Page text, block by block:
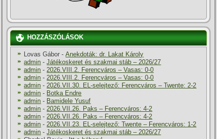
HOZZÁSZÓLÁSOK
Lovas Gábor -Anekdoták: dr. Lakat Károly
admin -Játékoskeret és szakmai stáb – 2026/27
admin - 2026.VIII.2. Ferencváros – Vasas: 0-0
admin - 2026.VIII.2. Ferencváros – Vasas: 0-0
admin - 2026.VII.30. EL-selejtező: Ferencváros – Twente: 2-2
admin - Botka Endre
admin - Bamidele Yusuf
admin - 2026.VII.26. Paks – Ferencváros: 4-2
admin - 2026.VII.26. Paks – Ferencváros: 4-2
admin - 2026.VII.23. EL-selejtező: Twente – Ferencváros: 1-2
admin -Játékoskeret és szakmai stáb – 2026/27